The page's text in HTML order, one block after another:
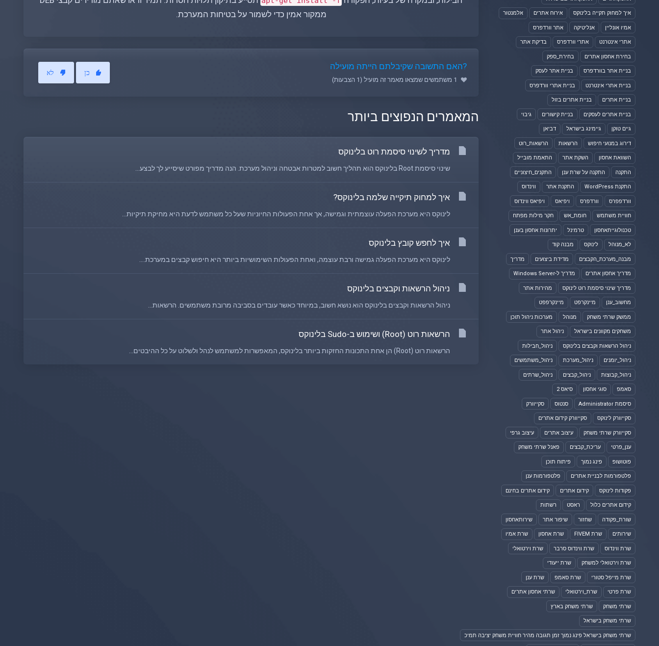
איך למחוק תקייה בלינוקס אירוח אתרים אלמנטור
אמיו אונליין אנליטיקה אתר וורדפרס
אתרי אינטרנט אתרי וורדפרס בדיקת אתר
בחירת אחסון אתרים בחירת_ספק
בניית אתר בוורדפרס בניית אתר לעסק
בניית אתרי אינטרנט בניית אתרי וורדפרס
בניית אתרים בניית אתרים בזול
בניית אתרים לעסקים בניית קישורים גיבוי
גיים טוקן גיימינג בישראל דביאן
דירוג במנועי חיפוש הרשאות הרשאות_רוט
השוואת אחסון השקת אתר התאמת מובייל
התקנה התקנה על שרת ענן התקנים_חיצוניים
התקנת WordPress התקנת אתר ווינדוס
וורדפפרס וורדפרס ויפיאס ויפיאס ווינדוס
חוויית משתמש חומת_אש חקר מילות מפתח
טכנולוגייתאחסון טרמינל יתרונות אחסון בענן
לא_מנוהל לינוקס מבנה קוד
מבנה_מערכת_הקבצים מדידת ביצועים מדריך
מדריך אחסון אתרים מדריך ל-Windows Server
מדריך שינוי סיסמת רוט לינוקס מהירות אתר
מחשוב_ענן מיינקרפט מיינקרפפט
ממשק שרתי משחק מנוהל מערכות ניהול תוכן
משחקים מקוונים בישראל ניהול אתר
ניהול הרשאות וקבצים בלינוקס ניהול_חבילות
ניהול_יומנים ניהול_מערכת ניהול_משתמשים
ניהול_קבוצות ניהול_קבצים ניהול_שרתים
סאמפ סוגי אחסון סיאס 2
סיסמת Administrator סנטוס סקייוורק
סקייוורק לינוקס סקייוורק קידום אתרים
סקייוורק שרתי משחק עיצוב אתרים עיצוב גרפי
ענן_פרטי עריכת_קבצים פאנל שרתי משחק
פוטושופ פינג נמוך פיתוח תוכן
פלטפורמות לבניית אתרים פלטפורמות ענן
פקודות לינוקס קידום אתרים קידום אתרים בחינם
קידום אתרים כלול ראסט רשתות
שורת_פקודה שחזור שיפור אתר שירותאחסון
שירותים שרת FIVEM שרת אחסון שרת אמיו
שרת ווינדוס שרת ווינדוס סרבר שרת וירטואלי
שרת וירטואלי למשחק שרת ייעודי
שרת מייפל סטורי שרת סאמפ שרת ענן
שרת פרטי שרת_וירטואלי שרתי אחסון אתרים
שרתי משחק שרתי משחק בארץ
שרתי משחק בישראל
שרתי משחק בישראל פינג נמוך זמן תגובה מהיר חוויית משחק יציבה תמיכ
ממקור אמין כדי לשמור על בטיחות המערכת.
?האם התשובה שקיבלתם הייתה מועילה
1 משתמשים שמצאו מאמר זה מועיל (1 הצבעות)
כן לא
המאמרים הנפוצים ביותר
מדריך לשינוי סיסמת רוט בלינוקס
שינוי סיסמת Root בלינוקס הוא תהליך חשוב למטרות אבטחה וניהול מערכת. הנה מדריך מפורט שיסייע לך לבצע...
איך למחוק תיקייה שלמה בלינוקס?
לינוקס היא מערכת הפעלה עוצמתית וגמישה, אך אחת הפעולות החיוניות שעל כל משתמש לדעת היא מחיקת תיקיות...
איך לחפש קובץ בלינוקס
לינוקס היא מערכת הפעלה גמישה ורבת עוצמה, ואחת הפעולות השימושיות ביותר היא חיפוש קבצים במערכת....
ניהול הרשאות וקבצים בלינוקס
ניהול הרשאות וקבצים בלינוקס הוא נושא חשוב, במיוחד כאשר עובדים בסביבה מרובת משתמשים. הרשאות...
הרשאות רוט (Root) ושימוש ב-Sudo בלינוקס
הרשאות רוט (Root) הן אחת התכונות החזקות ביותר בלינוקס, המאפשרות למשתמש לנהל ולשלוט על כל ההיבטים...